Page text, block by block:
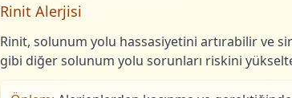
Rinit Alerjisi
Rinit, solunum yolu hassasiyetini artırabilir ve
gibi diğer solunum yolu sorunları riskini